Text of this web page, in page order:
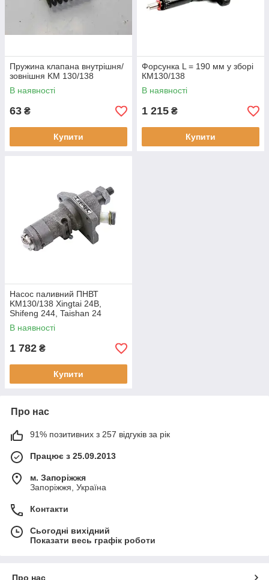
Пружина клапана внутрішня/
зовнішня KM 130/138
В наявності
63 ₴
Купити
Форсунка L = 190 мм у зборі
КМ130/138
В наявності
1 215 ₴
Купити
Насос паливний ПНВТ
KM130/138 Xingtai 24B,
Shifeng 244, Taishan 24
В наявності
1 782 ₴
Купити
Про нас
91% позитивних з 257 відгуків за рік
Працює з 25.09.2013
м. Запоріжжя
Запоріжжя, Україна
Контакти
Сьогодні вихідний
Показати весь графік роботи
Про нас